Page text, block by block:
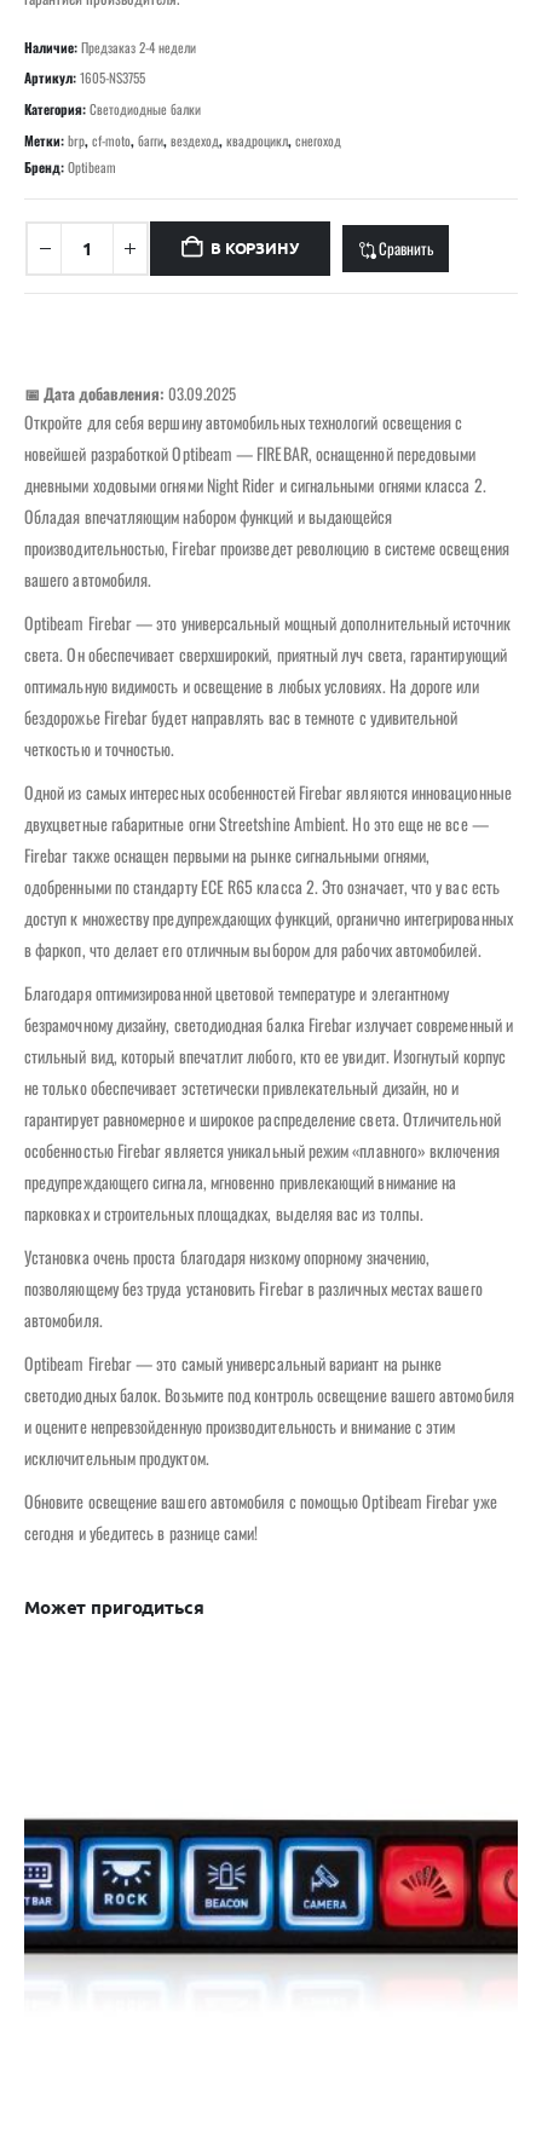
Наличие:Предзаказ 2-4 недели
Артикул:1605-NS3755
Категория:Светодиодные балки
Метки:brp,cf-moto,багги,вездеход,квадроцикл,снегоход
Бренд:Optibeam
В КОРЗИНУ Сравнить
📅 Дата добавления: 03.09.2025
Откройте для себя вершину автомобильных технологий освещения с
новейшей разработкой Optibeam — FIREBAR, оснащенной передовыми
дневными ходовыми огнями Night Rider и сигнальными огнями класса 2.
Обладая впечатляющим набором функций и выдающейся
производительностью, Firebar произведет революцию в системе освещения
вашего автомобиля.
Optibeam Firebar — это универсальный мощный дополнительный источник
света. Он обеспечивает сверхширокий, приятный луч света, гарантирующий
оптимальную видимость и освещение в любых условиях. На дороге или
бездорожье Firebar будет направлять вас в темноте с удивительной
четкостью и точностью.
Одной из самых интересных особенностей Firebar являются инновационные
двухцветные габаритные огни Streetshine Ambient. Но это еще не все —
Firebar также оснащен первыми на рынке сигнальными огнями,
одобренными по стандарту ECE R65 класса 2. Это означает, что у вас есть
доступ к множеству предупреждающих функций, органично интегрированных
в фаркоп, что делает его отличным выбором для рабочих автомобилей.
Благодаря оптимизированной цветовой температуре и элегантному
безрамочному дизайну, светодиодная балка Firebar излучает современный и
стильный вид, который впечатлит любого, кто ее увидит. Изогнутый корпус
не только обеспечивает эстетически привлекательный дизайн, но и
гарантирует равномерное и широкое распределение света. Отличительной
особенностью Firebar является уникальный режим «плавного» включения
предупреждающего сигнала, мгновенно привлекающий внимание на
парковках и строительных площадках, выделяя вас из толпы.
Установка очень проста благодаря низкому опорному значению,
позволяющему без труда установить Firebar в различных местах вашего
автомобиля.
Optibeam Firebar — это самый универсальный вариант на рынке
светодиодных балок. Возьмите под контроль освещение вашего автомобиля
и оцените непревзойденную производительность и внимание с этим
исключительным продуктом.
Обновите освещение вашего автомобиля с помощью Optibeam Firebar уже
сегодня и убедитесь в разнице сами!
Может пригодиться